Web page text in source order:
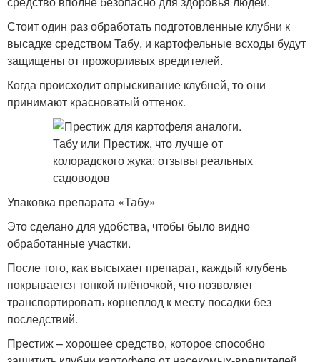
Стоит один раз обработать подготовленные клубни к
высадке средством Табу, и картофельные всходы будут
защищены от прожорливых вредителей.
Когда происходит опрыскивание клубней, то они
принимают красноватый оттенок.
Упаковка препарата «Табу»
Это сделано для удобства, чтобы было видно
обработанные участки.
После того, как высыхает препарат, каждый клубень
покрывается тонкой плёночкой, что позволяет
транспортировать корнеплод к месту посадки без
последствий.
Престиж – хорошее средство, которое способно